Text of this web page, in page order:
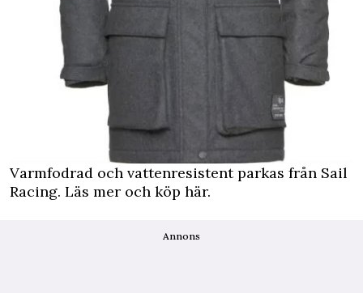
Varmfodrad och vattenresistent parkas från Sail
Racing. Läs mer och köp här.
Annons